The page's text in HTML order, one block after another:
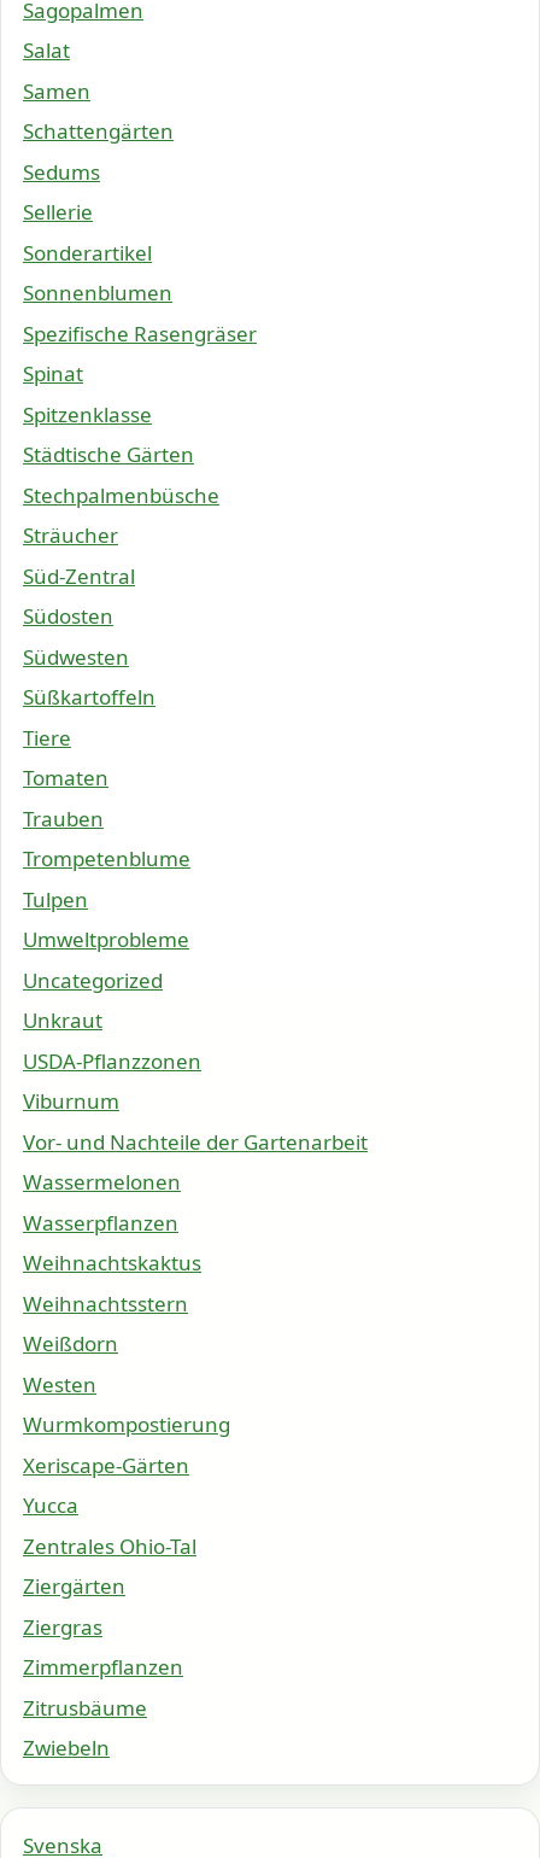
Sagopalmen
Salat
Samen
Schattengärten
Sedums
Sellerie
Sonderartikel
Sonnenblumen
Spezifische Rasengräser
Spinat
Spitzenklasse
Städtische Gärten
Stechpalmenbüsche
Sträucher
Süd-Zentral
Südosten
Südwesten
Süßkartoffeln
Tiere
Tomaten
Trauben
Trompetenblume
Tulpen
Umweltprobleme
Uncategorized
Unkraut
USDA-Pflanzzonen
Viburnum
Vor- und Nachteile der Gartenarbeit
Wassermelonen
Wasserpflanzen
Weihnachtskaktus
Weihnachtsstern
Weißdorn
Westen
Wurmkompostierung
Xeriscape-Gärten
Yucca
Zentrales Ohio-Tal
Ziergärten
Ziergras
Zimmerpflanzen
Zitrusbäume
Zwiebeln
Svenska